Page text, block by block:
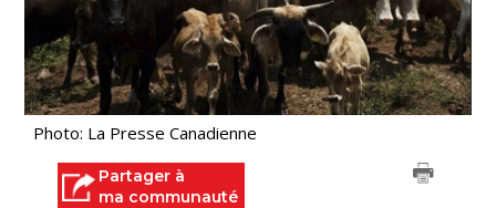
Photo: La Presse Canadienne
Partager à
ma communauté